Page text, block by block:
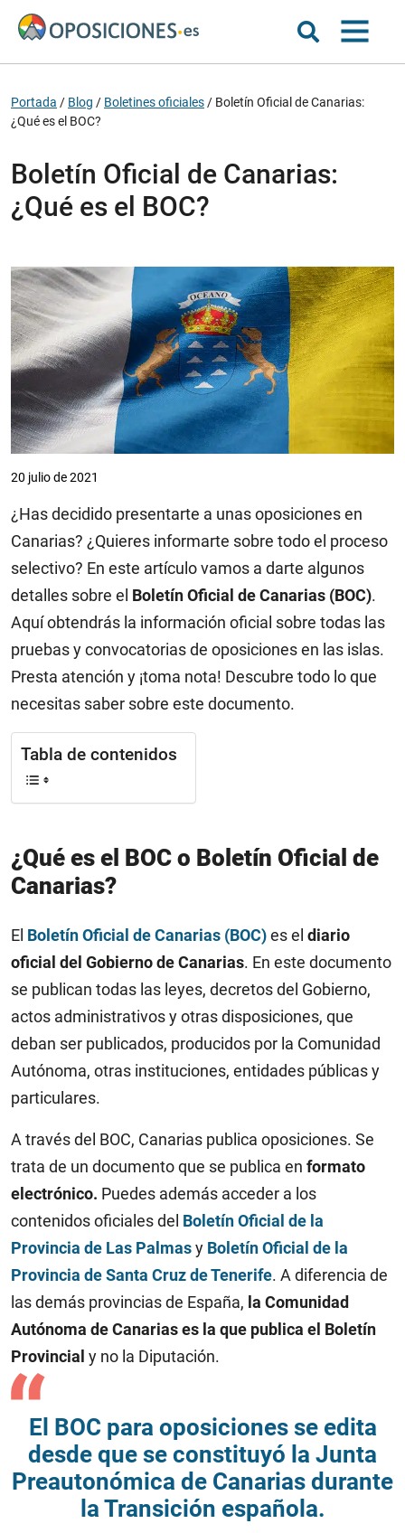
Portada / Blog / Boletines oficiales / Boletín Oficial de Canarias:
¿Qué es el BOC?
Boletín Oficial de Canarias:
¿Qué es el BOC?
20 julio de 2021
¿Has decidido presentarte a unas oposiciones en
Canarias? ¿Quieres informarte sobre todo el proceso
selectivo? En este artículo vamos a darte algunos
detalles sobre el Boletín Oficial de Canarias (BOC).
Aquí obtendrás la información oficial sobre todas las
pruebas y convocatorias de oposiciones en las islas.
Presta atención y ¡toma nota! Descubre todo lo que
necesitas saber sobre este documento.
Tabla de contenidos
¿Qué es el BOC o Boletín Oficial de
Canarias?
El Boletín Oficial de Canarias (BOC)es el diario
oficial del Gobierno de Canarias. En este documento
se publican todas las leyes, decretos del Gobierno,
actos administrativos y otras disposiciones, que
deban ser publicados, producidos por la Comunidad
Autónoma, otras instituciones, entidades públicas y
particulares.
A través del BOC, Canarias publica oposiciones. Se
trata de un documento que se publica en formato
electrónico. Puedes además acceder a los
contenidos oficiales del Boletín Oficial de la
Provincia de Las Palmasy Boletín Oficial de la
Provincia de Santa Cruz de Tenerife. A diferencia de
las demás provincias de España, la Comunidad
Autónoma de Canarias es la que publica el Boletín
Provincial y no la Diputación.
El BOC para oposiciones se edita
desde que se constituyó la Junta
Preautonómica de Canarias durante
la Transición española.